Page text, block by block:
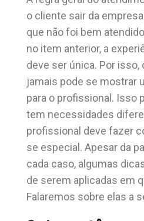
o cliente sair da
que não foi bem
no item anterior, a
deve ser única. Por
jamais pode se mostrar
para o profissional. Isso
tem necessidades
profissional deve fazer
se especial. Apesar da
cada caso, algumas
de serem aplicadas em
Falaremos sobre elas a